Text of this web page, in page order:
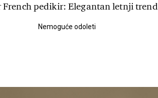
French pedikir: Elegantan letnji trend
Nemoguće odoleti